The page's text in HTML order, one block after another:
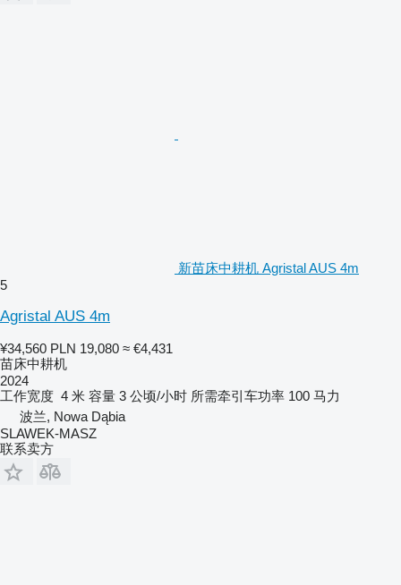
新苗床中耕机 Agristal AUS 4m
5
Agristal AUS 4m
¥34,560 PLN 19,080 ≈ €4,431
苗床中耕机
2024
工作宽度 4 米 容量 3 公顷/小时 所需牵引车功率 100 马力
波兰, Nowa Dąbia
SLAWEK-MASZ
联系卖方